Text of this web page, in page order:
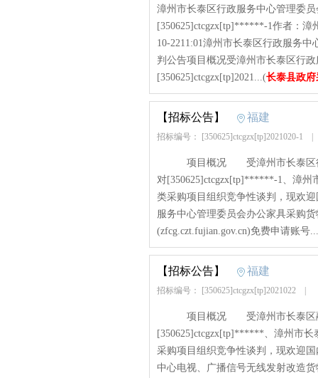
漳州市长泰区行政服务中心管理委
[350625]ctcgzx[tp]******-1作者：漳
10-2211:01漳州市长泰区行政服务
判公告项目概况受漳州市长泰区行
[350625]ctcgzx[tp]2021...(长泰县政
【招标公告】 福建
招标编号： [350625]ctcgzx[tp]2021020-1
项目概况 受漳州市长泰区行政
对[350625]ctcgzx[tp]******-1、漳州
类采购项目组织竞争性谈判，现
服务中心管理委员会办公家具采购
(zfcg.czt.fujian.gov.cn)免费申请账号
【招标公告】 福建
招标编号： [350625]ctcgzx[tp]2021022
项目概况 受漳州市长泰区融
[350625]ctcgzx[tp]******、漳州市长
采购项目组织竞争性谈判，现欢
中心电视、广播信号无线发射改造